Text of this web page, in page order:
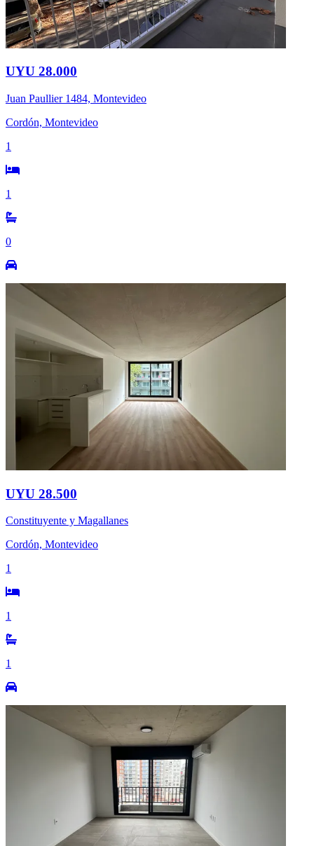
UYU 28.000
Juan Paullier 1484, Montevideo
Cordón, Montevideo
1
1
0
UYU 28.500
Constituyente y Magallanes
Cordón, Montevideo
1
1
1